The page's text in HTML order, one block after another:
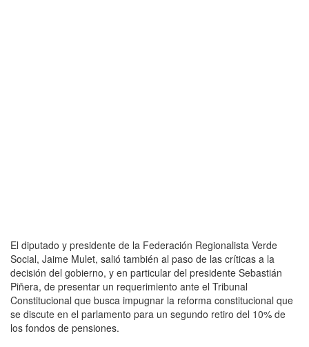
El diputado y presidente de la Federación Regionalista Verde
Social, Jaime Mulet, salió también al paso de las críticas a la
decisión del gobierno, y en particular del presidente Sebastián
Piñera, de presentar un requerimiento ante el Tribunal
Constitucional que busca impugnar la reforma constitucional que
se discute en el parlamento para un segundo retiro del 10% de
los fondos de pensiones.